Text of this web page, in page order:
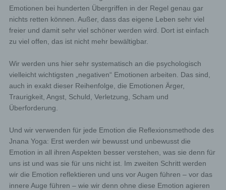
Emotionen bei hunderten Übergriffen in der Regel genau gar
nichts retten können. Außer, dass das eigene Leben sehr viel
freier und damit sehr viel schöner werden wird. Dort ist einfach
zu viel offen, das ist nicht mehr bewältigbar.
Wir werden uns hier sehr systematisch an die psychologisch
vielleicht wichtigsten „negativen“ Emotionen arbeiten. Das sind,
auch in exakt dieser Reihenfolge, die Emotionen Ärger,
Traurigkeit, Angst, Schuld, Verletzung, Scham und
Überforderung.
Und wir verwenden für jede Emotion die Reflexionsmethode des
Jnana Yoga: Erst werden wir bewusst und unbewusst die
Emotion in all ihren Aspekten besser verstehen, was sie denn für
uns ist und was sie für uns nicht ist. Im zweiten Schritt werden
wir die Emotion reflektieren und uns vor Augen führen – vor das
innere Auge führen – wie wir denn ohne diese Emotion agieren